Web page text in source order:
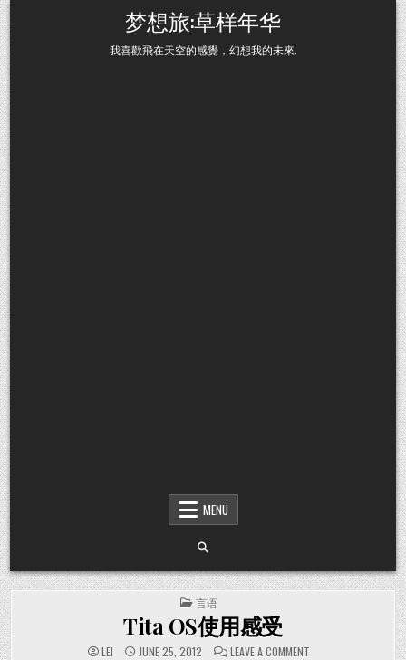
Skip to content 梦想旅:草样年华
我喜歡飛在天空的感覺，幻想我的未來.
MENU
POSTED IN
言语
Tita OS使用感受
LEI JUNE 25, 2012 LEAVE A COMMENTON TITA OS使用感受